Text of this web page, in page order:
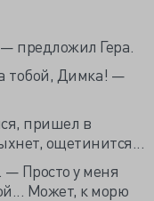
предложил Гера.
тобой, Димка! —
пришел в
ощетинится...
Просто у меня
Может, к морю